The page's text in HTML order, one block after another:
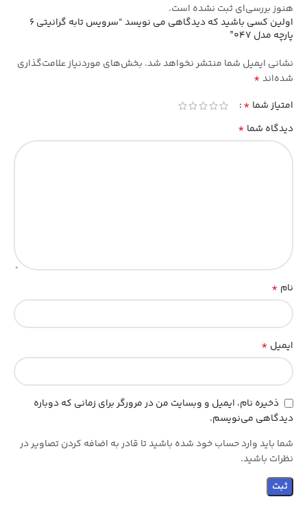
هنوز بررسی‌ای ثبت نشده است.
اولین کسی باشید که دیدگاهی می نویسد “سرویس تابه گرانیتی ۶
پارچه مدل ۰۴۷”
نشانی ایمیل شما منتشر نخواهد شد. بخش‌های موردنیاز علامت‌گذاری
شده‌اند*
امتیاز شما *
دیدگاه شما *
نام *
ایمیل *
ذخیره نام، ایمیل و وبسایت من در مرورگر برای زمانی که دوباره
دیدگاهی می‌نویسم.
شما باید وارد حساب خود شده باشید تا قادر به اضافه کردن تصاویر در
نظرات باشید.